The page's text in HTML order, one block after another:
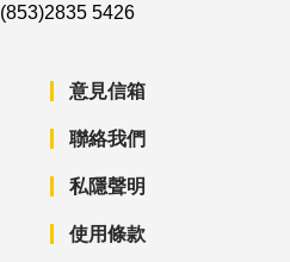
(853)2835 5426
意見信箱
聯絡我們
私隱聲明
使用條款